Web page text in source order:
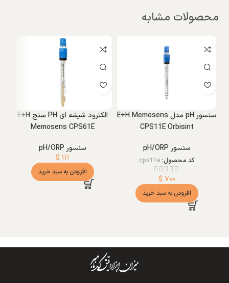
محصولات مشابه
سنسور pH مدل E+H Memosens
CPS11E Orbisint
سنسور pH/ORP
کد محصول: cps11e
$ ۷۰۰
افزودن به سبد خرید
الکترود شیشه ای PH سنج E+H
Memosens CPS61E
سنسور pH/ORP
$ ۱۱۱
افزودن به سبد خرید